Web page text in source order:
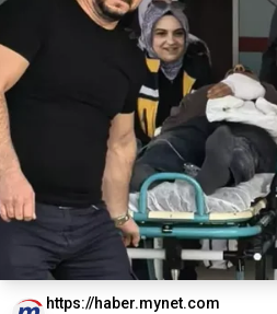
https://haber.mynet.com